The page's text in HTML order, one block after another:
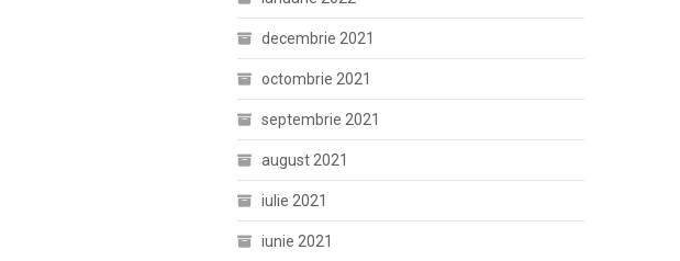
decembrie 2021
octombrie 2021
septembrie 2021
august 2021
iulie 2021
iunie 2021